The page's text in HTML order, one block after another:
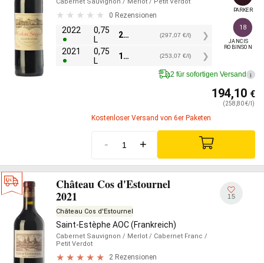
0 Rezensionen
2022
0,75
L
222,80 (297,07 €/l)
2021
0,75
L
189,81 (253,07 €/l)
PARKER
18
JANCIS
ROBINSON
2 für sofortigen Versand i
194,10 €
(258,80 €/l)
Kostenloser Versand von 6er Paketen
- +
Château Cos d'Estournel
2021
Château Cos d'Estournel
Saint-Estèphe AOC (Frankreich)
Cabernet Sauvignon / Merlot / Cabernet Franc /
Petit Verdot
2 Rezensionen
15